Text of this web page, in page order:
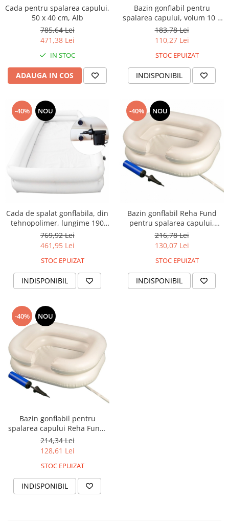
Trimmere si Fierastrae
Uscătoare de Păr
Cada pentru spalarea capului,
50 x 40 cm, Alb
785,64 Lei
471,38 Lei
IN STOC
ADAUGA IN COS
Bazin gonflabil pentru
spalarea capului, volum 10 l,
PVC, Alb
183,78 Lei
110,27 Lei
STOC EPUIZAT
INDISPONIBIL
-40% NOU
Cada de spalat gonflabila, din
tehnopolimer, lungime 190
cm, Alb
769,92 Lei
461,95 Lei
STOC EPUIZAT
INDISPONIBIL
-40% NOU
Bazin gonflabil Reha Fund
pentru spalarea capului,
volum 10 l , PVC, Alb
216,78 Lei
130,07 Lei
STOC EPUIZAT
INDISPONIBIL
-40% NOU
Bazin gonflabil pentru
spalarea capului Reha Fund,
PVC, volum 10 l, Alb
214,34 Lei
128,61 Lei
STOC EPUIZAT
INDISPONIBIL